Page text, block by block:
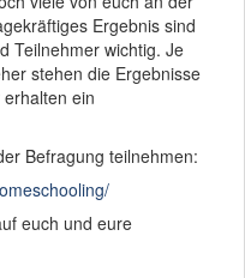
Ergebnis sind
Teilnehmer wichtig. Je
stehen die Ergebnisse
ein
Befragung teilnehmen:
euch und eure